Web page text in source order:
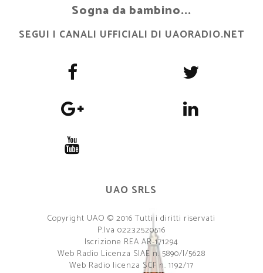
Sogna da bambino...
SEGUI I CANALI UFFICIALI DI UAORADIO.NET
UAO SRLS
Copyright UAO © 2016 Tutti i diritti riservati
P.Iva 02232520516
Iscrizione REA AR-171294
Web Radio Licenza SIAE n. 5890/I/5628
Web Radio licenza SCF n. 1192/17